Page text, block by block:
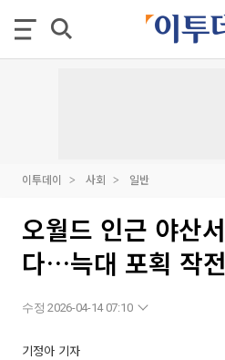
이투데이 사회 일반
오월드 인근 야산
다…늑대 포획 작
수정 2026-04-14 07:10
기정아 기자